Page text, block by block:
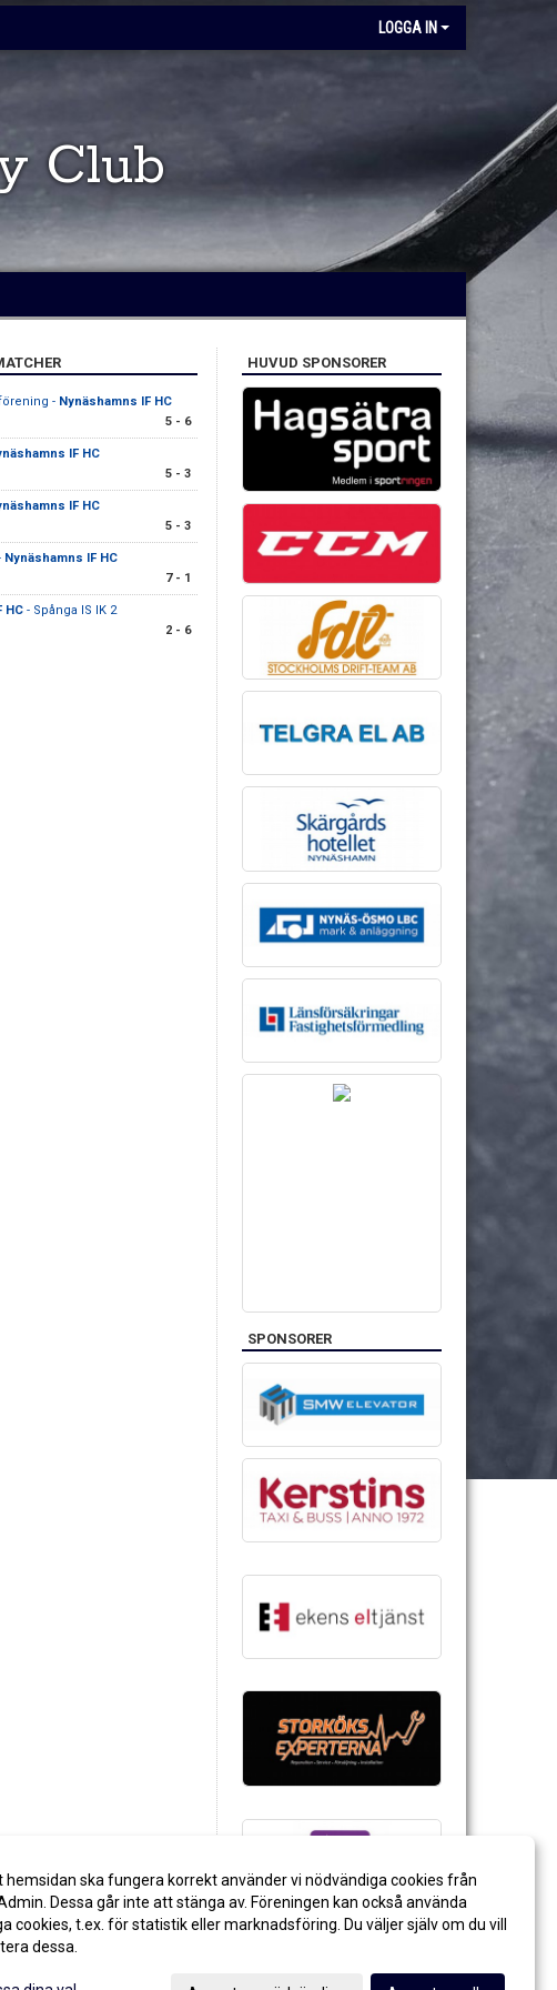
LOGGA IN
Club
- Nynäshamns IF HC
5 - 6
IF HC
5 - 3
IF HC
5 - 3
Nynäshamns IF HC
7 - 1
HC- Spånga IS IK 2
2 - 6
HUVUD SPONSORER
SPONSORER
hemsidan ska fungera korrekt använder vi nödvändiga cookies från
Dessa går inte att stänga av. Föreningen kan också använda
cookies, t.ex. för statistik eller marknadsföring. Du väljer själv om du vill
dessa.